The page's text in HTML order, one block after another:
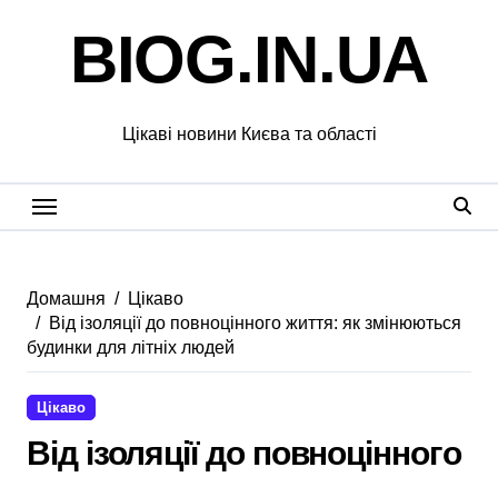
BIOG.IN.UA
Цікаві новини Києва та області
Домашня
Цікаво
Від ізоляції до повноцінного життя: як змінюються
будинки для літніх людей
Цікаво
Від ізоляції до повноцінного